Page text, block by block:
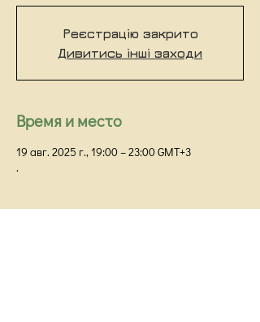
Реєстрацію закрито
Дивитись інші заходи
Время и место
19 авг. 2025 г., 19:00 – 23:00 GMT+3
.